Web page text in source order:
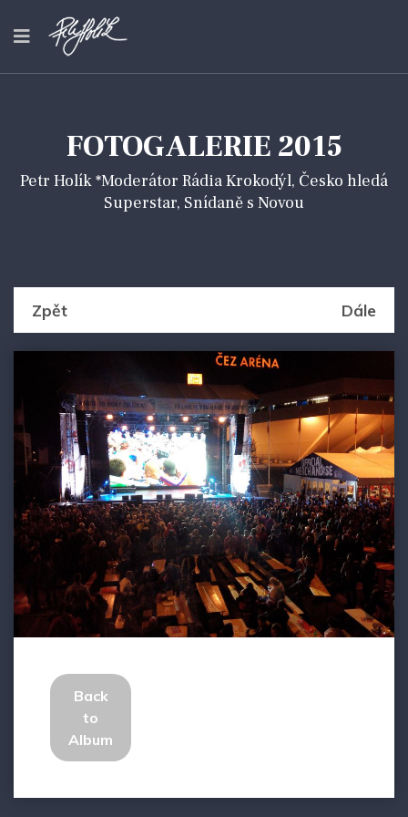
FOTOGALERIE 2015
Petr Holík *Moderátor Rádia Krokodýl, Česko hledá
Superstar, Snídaně s Novou
Zpět Dále
Back
to
Album